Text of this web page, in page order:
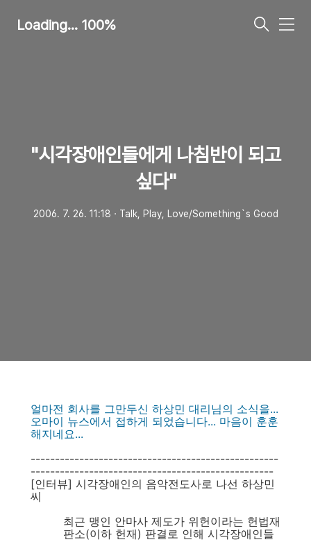
Loading... 100%
메
"시각장애인들에게 나침반이 되고
싶다"
2006. 7. 26. 11:18 ㆍ Talk, Play, Love/Something`s Good
얼마전 회사를 그만두신 하상민 대리님의 소식을...
오마이 뉴스에서 접하게 되었습니다... 마음이 훈훈
해지네요...
---------------------------------------------------
--------------------------------------------------
[인터뷰] 시각장애인의 음악전도사로 나선 하상민
씨
최근 맹인 안마사 제도가 위헌이라는 헌법재
판소(이하 헌재) 판결로 인해 시각장애인들